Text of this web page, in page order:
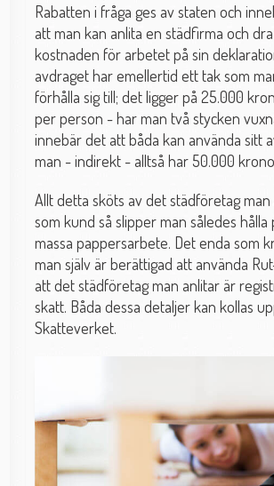
Rabatten i fråga ges av staten och
att man kan anlita en städfirma och
kostnaden för arbetet på sin
avdraget har emellertid ett tak som
förhålla sig till; det ligger på 25.000
per person - har man två stycken
innebär det att båda kan använda sitt
man - indirekt - alltså har 50.000
Allt detta sköts av det städföretag man
som kund så slipper man således hålla
massa pappersarbete. Det enda som
man själv är berättigad att använda
att det städföretag man anlitar är
skatt. Båda dessa detaljer kan kollas
Skatteverket.